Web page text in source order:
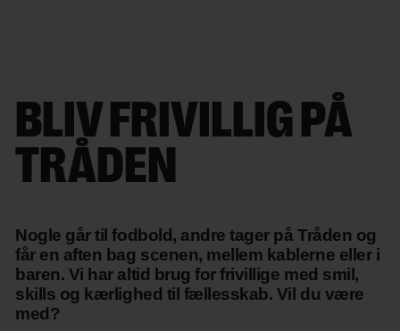
BLIV FRIVILLIG PÅ
TRÅDEN
Nogle går til fodbold, andre tager på Tråden og
får en aften bag scenen, mellem kablerne eller i
baren. Vi har altid brug for frivillige med smil,
skills og kærlighed til fællesskab. Vil du være
med?